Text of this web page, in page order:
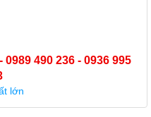
0989 490 236 - 0936 995
lớn